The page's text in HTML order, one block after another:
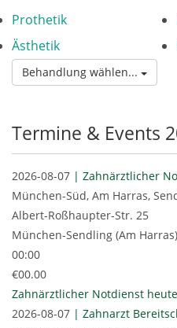
Prothetik
Ästhetik
Behandlung wählen...
Termine & Events
2026-08-07 | Zahnärztlicher
München-Süd, Am Harras,
Albert-Roßhaupter-Str. 25
München-Sendling (Am Harras)
00:00
€00.00
Zahnärztlicher Notdienst heute
2026-08-07 | Zahnarzt